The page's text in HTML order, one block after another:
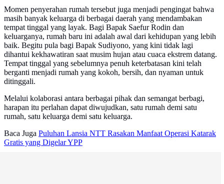
Momen penyerahan rumah tersebut juga menjadi pengingat bahwa
masih banyak keluarga di berbagai daerah yang mendambakan
tempat tinggal yang layak. Bagi Bapak Saefur Rodin dan
keluarganya, rumah baru ini adalah awal dari kehidupan yang lebih
baik. Begitu pula bagi Bapak Sudiyono, yang kini tidak lagi
dihantui kekhawatiran saat musim hujan atau cuaca ekstrem datang.
Tempat tinggal yang sebelumnya penuh keterbatasan kini telah
berganti menjadi rumah yang kokoh, bersih, dan nyaman untuk
ditinggali.
Melalui kolaborasi antara berbagai pihak dan semangat berbagi,
harapan itu perlahan dapat diwujudkan, satu rumah demi satu
rumah, satu keluarga demi satu keluarga.
Baca Juga Puluhan Lansia NTT Rasakan Manfaat Operasi Katarak
Gratis yang Digelar YPP